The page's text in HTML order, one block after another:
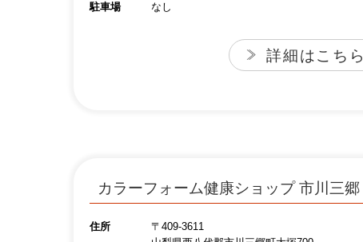
駐車場
なし
詳細はこちら
カラーフォーム健康ショップ 市川三郷
住所
〒409-3611